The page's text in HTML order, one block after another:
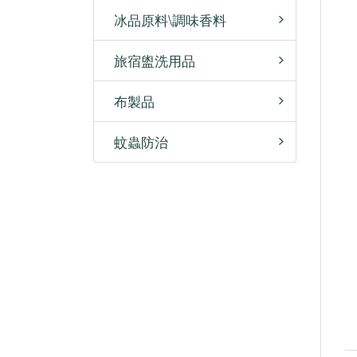
冰品原料\調味香料
旅宿盥洗用品
布製品
蚊蟲防治